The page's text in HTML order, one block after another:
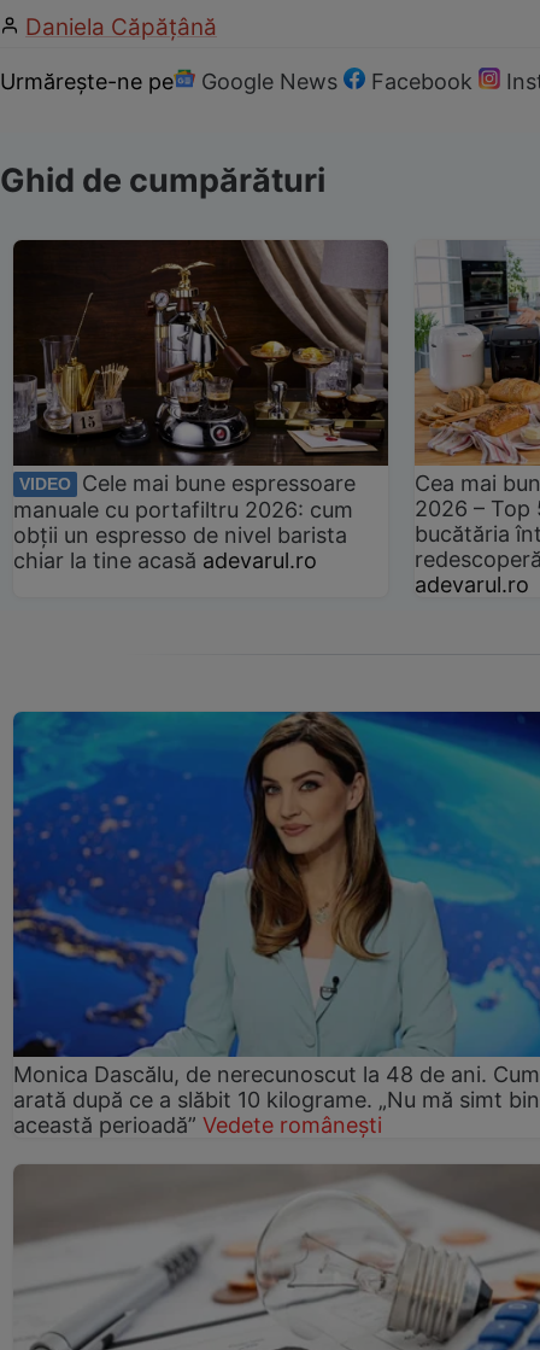
Daniela Căpăţână
Urmărește-ne pe Google News Facebook
Ghid de cumpărături
VIDEO
Cele mai bune espressoare
manuale cu portafiltru 2026: cum
obții un espresso de nivel barista
chiar la tine acasă adevarul.ro
Cea mai
2026 –
bucătăria
adevarul.ro
Monica Dascălu, de nerecunoscut la 48 de ani. Cum
arată după ce a slăbit 10 kilograme. „Nu mă simt
această perioadă” Vedete românești